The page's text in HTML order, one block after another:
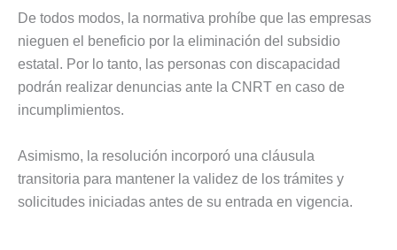
De todos modos, la normativa prohíbe que las empresas
nieguen el beneficio por la eliminación del subsidio
estatal. Por lo tanto, las personas con discapacidad
podrán realizar denuncias ante la CNRT en caso de
incumplimientos.
Asimismo, la resolución incorporó una cláusula
transitoria para mantener la validez de los trámites y
solicitudes iniciadas antes de su entrada en vigencia.